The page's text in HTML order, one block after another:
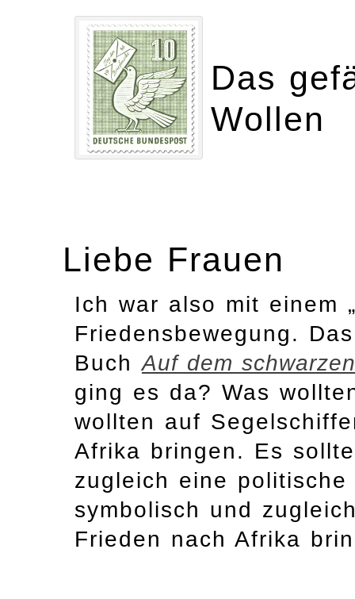
Das
Wollen
Liebe Frauen
Ich war also mit einem
Friedensbewegung.
BuchAuf dem
ging es da? Was
wollten auf
Afrika bringen. Es
zugleich eine
symbolisch und
Frieden nach Afrika